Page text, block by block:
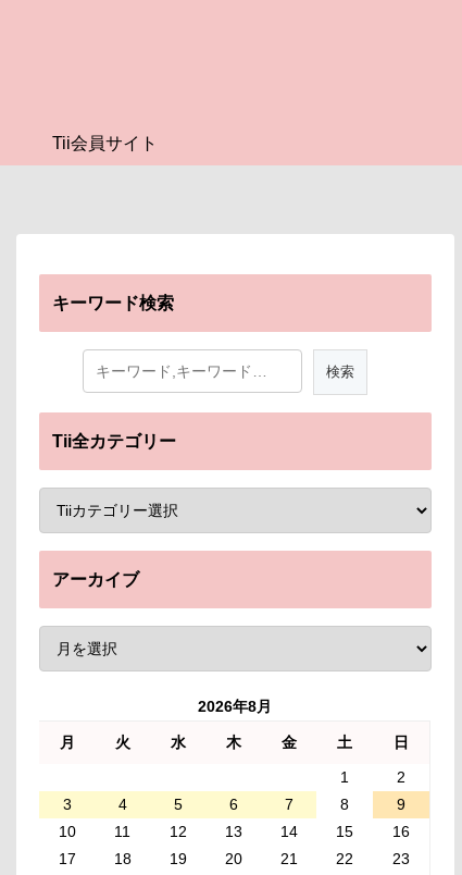
Tii会員サイト
キーワード検索
Tii全カテゴリー
アーカイブ
2026年8月
月 火 水 木 金 土
日
1
2
3
4 5 6 7 8
9
10
11 12 13 14 15
16
17
18 19 20 21 22
23